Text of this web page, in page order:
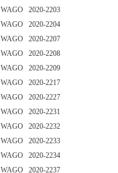
WAGO 2020-2203
WAGO 2020-2204
WAGO 2020-2207
WAGO 2020-2208
WAGO 2020-2209
WAGO 2020-2217
WAGO 2020-2227
WAGO 2020-2231
WAGO 2020-2232
WAGO 2020-2233
WAGO 2020-2234
WAGO 2020-2237